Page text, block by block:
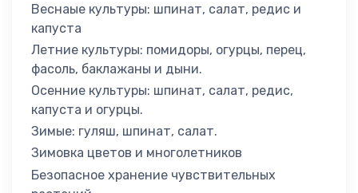
Веснаые культуры: шпинат, салат, редис и
капуста
Летние культуры: помидоры, огурцы, перец,
фасоль, баклажаны и дыни.
Осенние культуры: шпинат, салат, редис,
капуста и огурцы.
Зимые: гуляш, шпинат, салат.
Зимовка цветов и многолетников
Безопасное хранение чувствительных